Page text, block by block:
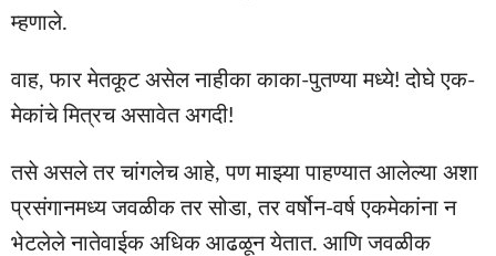
म्हणाले.
वाह, फार मेतकूट असेल नाहीका काका-पुतण्या मध्ये! दोघे एक-
मेकांचे मित्रच असावेत अगदी!
तसे असले तर चांगलेच आहे, पण माझ्या पाहण्यात आलेल्या अशा
प्रसंगानमध्य जवळीक तर सोडा, तर वर्षोन-वर्ष एकमेकांना न
भेटलेले नातेवाईक अधिक आढळून येतात. आणि जवळीक